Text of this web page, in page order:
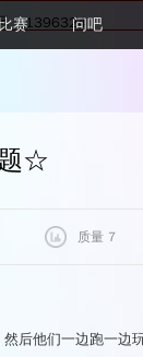
：1396324
赛 问吧
☆
质量 7
质量
后他们一边跑一边